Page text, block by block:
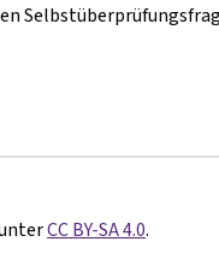
CC BY-SA 4.0.